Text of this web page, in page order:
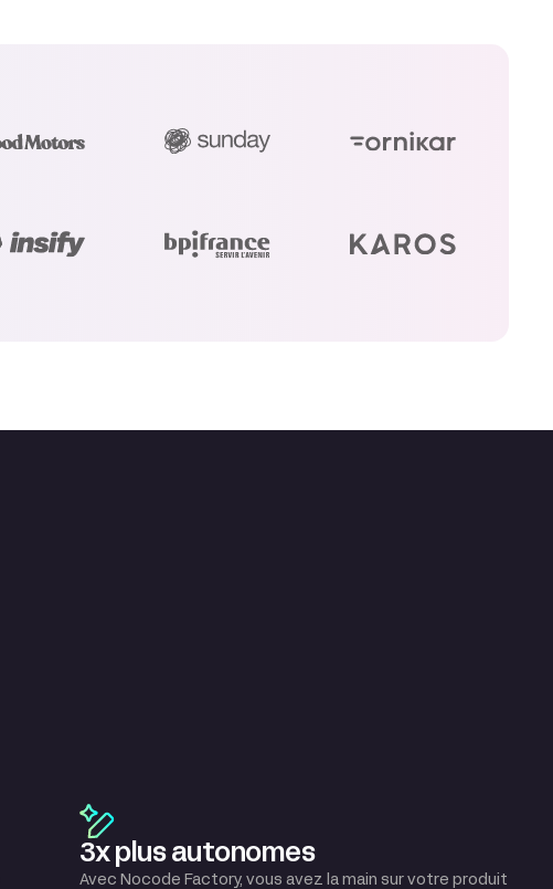
3x plus autonomes
Avec Nocode Factory, vous avez la main sur votre produit